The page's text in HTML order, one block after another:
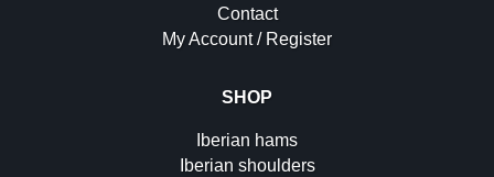
Contact
My Account / Register
SHOP
Iberian hams
Iberian shoulders